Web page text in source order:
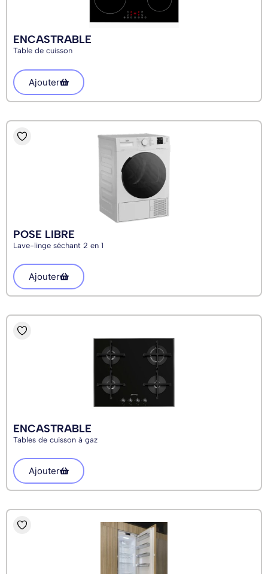
ENCASTRABLE
Table de cuisson
Ajouter
POSE LIBRE
Lave-linge séchant 2 en 1
Ajouter
ENCASTRABLE
Tables de cuisson à gaz
Ajouter